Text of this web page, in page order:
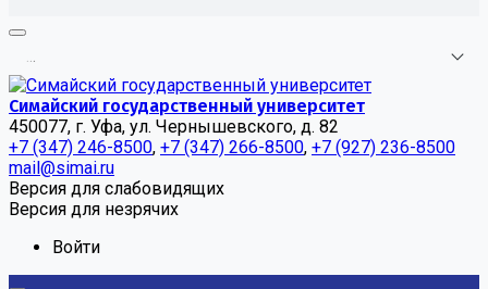
...
Симайский государственный университет
450077, г. Уфа, ул. Чернышевского, д. 82
+7 (347) 246-8500, +7 (347) 266-8500, +7 (927) 236-8500
mail@simai.ru
Версия для слабовидящих
Версия для незрячих
Войти